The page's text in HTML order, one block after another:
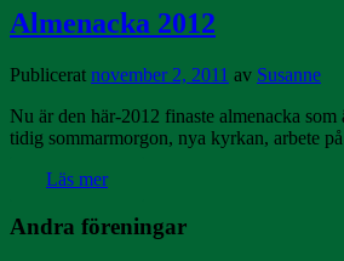
Almenacka 2012
Publicerat november 2, 2011 av Susanne
Nu är den här-2012 finaste almenacka
tidig sommarmorgon, nya kyrkan, arbete
Läs mer
Andra föreningar